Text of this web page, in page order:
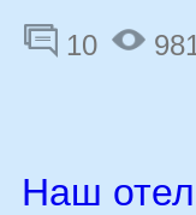
10
Наш